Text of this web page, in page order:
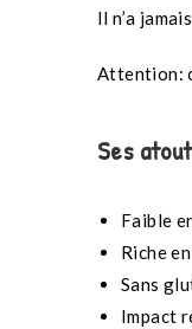
Il n’a
Attention:
Ses
Faible
Riche
Sans
Impact